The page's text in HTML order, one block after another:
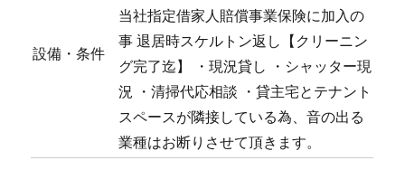
設備・条件
当社指定借家人賠償事業保険に加入の
事 退居時スケルトン返し【クリーニン
グ完了迄】 ・現況貸し ・シャッター現
況 ・清掃代応相談 ・貸主宅とテナント
スペースが隣接している為、音の出る
業種はお断りさせて頂きます。